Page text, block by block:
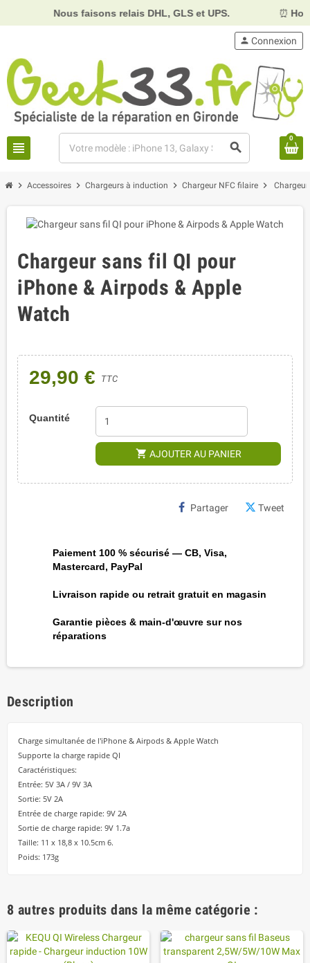
Nous faisons relais DHL, GLS et UPS. ⏰
view_headline search
person Connexion
0
chevron_right Accessoires chevron_right Chargeurs à induction chevron_right Chargeur NFC filaire chevron_right
Chargeur sans fil QI pour
iPhone & Airpods & Apple
Watch
29,90 € TTC
Quantité
shopping_cart AJOUTER AU PANIER
Partager Tweet
Paiement 100 % sécurisé — CB, Visa,
Mastercard, PayPal
Livraison rapide ou retrait gratuit en magasin
Garantie pièces & main-d'œuvre sur nos
réparations
Description
Charge simultanée de l'iPhone & Airpods & Apple Watch
Supporte la charge rapide QI
Caractéristiques:
Entrée: 5V 3A / 9V 3A
Sortie: 5V 2A
Entrée de charge rapide: 9V 2A
Sortie de charge rapide: 9V 1.7a
Taille: 11 x 18,8 x 10.5cm 6.
Poids: 173g
8 autres produits dans la même catégorie :